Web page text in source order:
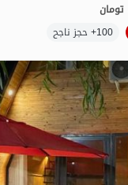
تومان
100+ حجز ناجح